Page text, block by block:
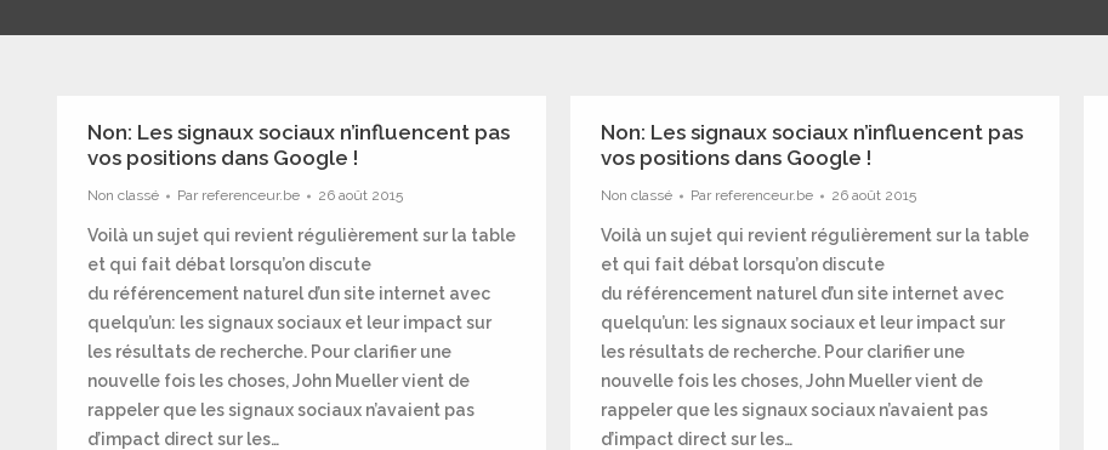
Non: Les signaux sociaux n’influencent pas
vos positions dans Google !
Non classé Par referenceur.be 26 août 2015
Voilà un sujet qui revient régulièrement sur la table
et qui fait débat lorsqu’on discute
du référencement naturel d’un site internet avec
quelqu’un: les signaux sociaux et leur impact sur
les résultats de recherche. Pour clarifier une
nouvelle fois les choses, John Mueller vient de
rappeler que les signaux sociaux n’avaient pas
d’impact direct sur les…
Non: Les signaux sociaux n’influencent pas
vos positions dans Google !
Non classé Par referenceur.be 26 août 2015
Voilà un sujet qui revient régulièrement sur la table
et qui fait débat lorsqu’on discute
du référencement naturel d’un site internet avec
quelqu’un: les signaux sociaux et leur impact sur
les résultats de recherche. Pour clarifier une
nouvelle fois les choses, John Mueller vient de
rappeler que les signaux sociaux n’avaient pas
d’impact direct sur les…